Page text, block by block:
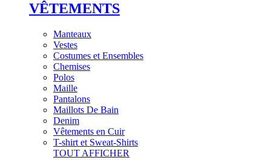
VÊTEMENTS
Manteaux
Vestes
Costumes et Ensembles
Chemises
Polos
Maille
Pantalons
Maillots De Bain
Denim
Vêtements en Cuir
T-shirt et Sweat-Shirts
TOUT AFFICHER